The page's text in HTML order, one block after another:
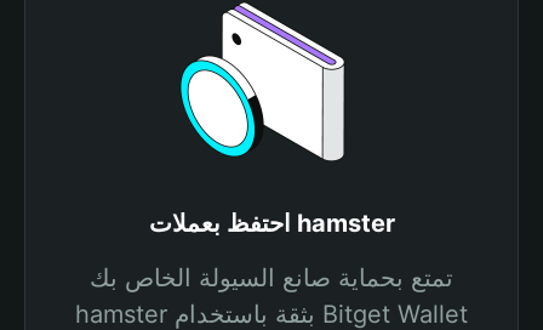
احتفظ بعملات hamster
تمتع بحماية صانع السيولة الخاص بك
hamster بثقة باستخدام Bitget Wallet